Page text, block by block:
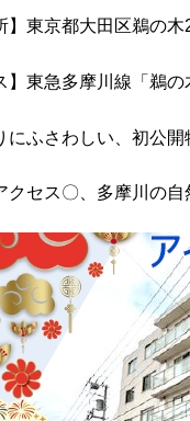
】東京都大田区鵜の
】東急多摩川線「鵜
にふさわしい、初公開
クセス〇、多摩川の